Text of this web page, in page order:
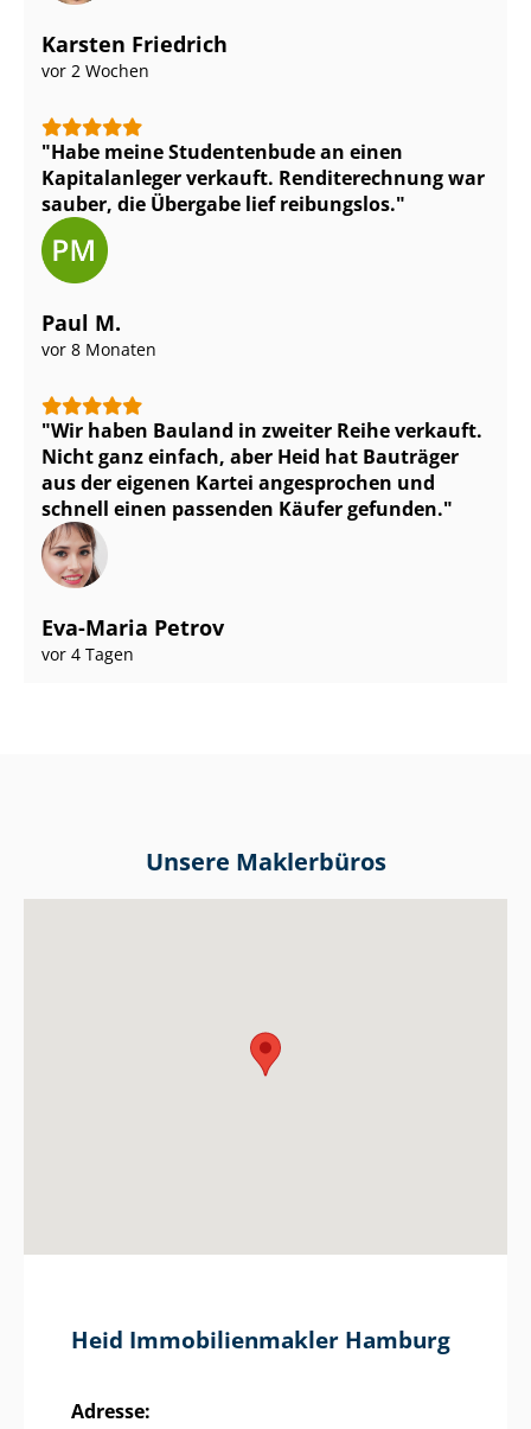
Karsten Friedrich
vor 2 Wochen
Habe meine Studentenbude an einen
Kapitalanleger verkauft. Renditerechnung war
sauber, die Übergabe lief reibungslos.
Paul M.
vor 8 Monaten
Wir haben Bauland in zweiter Reihe verkauft.
Nicht ganz einfach, aber Heid hat Bauträger
aus der eigenen Kartei angesprochen und
schnell einen passenden Käufer gefunden.
Eva-Maria Petrov
vor 4 Tagen
Unsere Maklerbüros
Heid Im­mo­bi­li­en­mak­ler Hamburg
Adresse: